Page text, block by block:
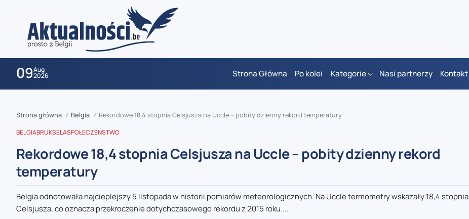
09Aug
2026 Strona Główna Po kolei Kategorie Nasi partnerzy Kontakt
zaobserwuj nas
Strona główna / Belgia / Rekordowe 18,4 stopnia Celsjusza na Uccle – pobity dzienny rekord temperatury
BELGIABRUKSELASPOŁECZEŃSTWO
Rekordowe 18,4 stopnia Celsjusza na Uccle – pobity dzienny rekord
temperatury
Belgia odnotowała najcieplejszy 5 listopada w historii pomiarów meteorologicznych. Na Uccle termometry wskazały 18,4 stopnia
Celsjusza, co oznacza przekroczenie dotychczasowego rekordu z 2015 roku....